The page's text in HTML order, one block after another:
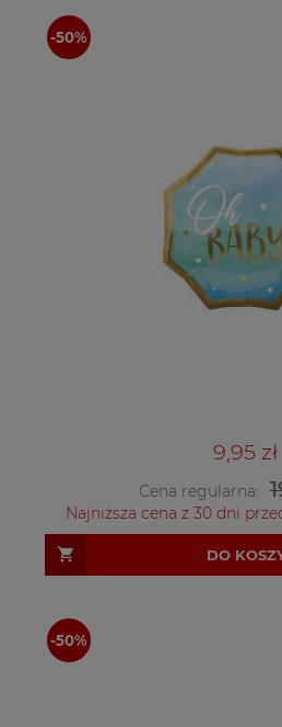
9,95 zł
Cena regularna:
Najniższa cena z 30 dni
DO